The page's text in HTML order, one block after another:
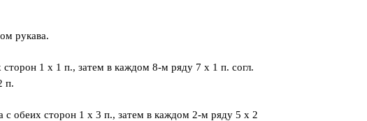
рукава.
сторон 1 x 1 п., затем в каждом 8-м ряду 7 x 1 п. согл.
п.
с обеих сторон 1 x 3 п., затем в каждом 2-м ряду 5 x 2